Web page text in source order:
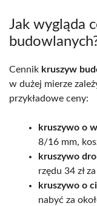
Jak wygląda
Cennik kruszyw
w dużej mierze
przykładowe ceny:
kruszywo o
8/16 mm,
kruszywo
rzędu 34 zł
kruszywo o
nabyć za